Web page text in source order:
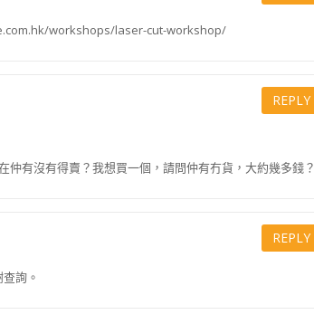
workshops/laser-cut-workshop/
REPLY
有沒有得賣？我想買一個，請問仲有冇貨，大約幾多錢？
REPLY
詢。